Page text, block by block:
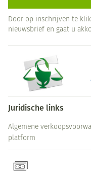
Door op inschrijven te
nieuwsbrief en gaat u
Juridische links
Algemene
platform